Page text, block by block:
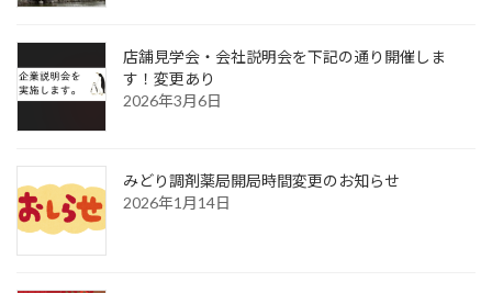
店舗見学会・会社説明会を下記の通り開催しま
す！変更あり
2026年3月6日
みどり調剤薬局開局時間変更のお知らせ
2026年1月14日